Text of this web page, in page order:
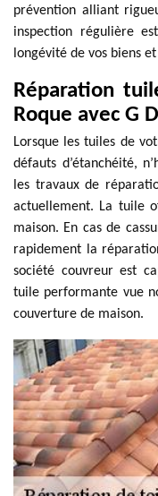
prévention alliant
inspection régulière
longévité de vos biens
Réparation
Roque avec G
Lorsque les tuiles de
défauts d’étanchéité,
les travaux de
actuellement. La tuile
maison. En cas de
rapidement la
société couvreur est
tuile performante vue
couverture de maison.